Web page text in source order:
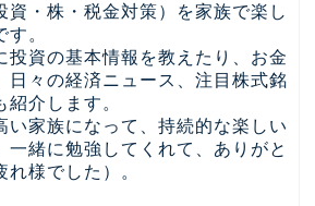
資・株・税金対策）を家族で楽し
。
投資の基本情報を教えたり、お金
日々の経済ニュース、注目株式銘
介します。
い家族になって、持続的な楽しい
一緒に勉強してくれて、ありがと
れ様でした）。